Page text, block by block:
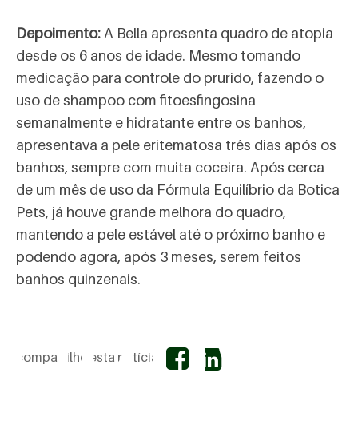
Depoimento: A Bella apresenta quadro de atopia
desde os 6 anos de idade. Mesmo tomando
medicação para controle do prurido, fazendo o
uso de shampoo com fitoesfingosina
semanalmente e hidratante entre os banhos,
apresentava a pele eritematosa três dias após os
banhos, sempre com muita coceira. Após cerca
de um mês de uso da Fórmula Equilíbrio da Botica
Pets, já houve grande melhora do quadro,
mantendo a pele estável até o próximo banho e
podendo agora, após 3 meses, serem feitos
banhos quinzenais.
compartilhe esta notícia